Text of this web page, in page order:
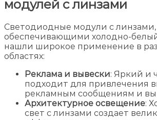
модулей с линзами
Светодиодные модули с линзами,
обеспечивающими холодно-
нашли широкое применение в
областях:
Реклама и вывески: Яркий и
подходит для привлечения
рекламным сообщениям и
Архитектурное освещение:
свет с линзами создает